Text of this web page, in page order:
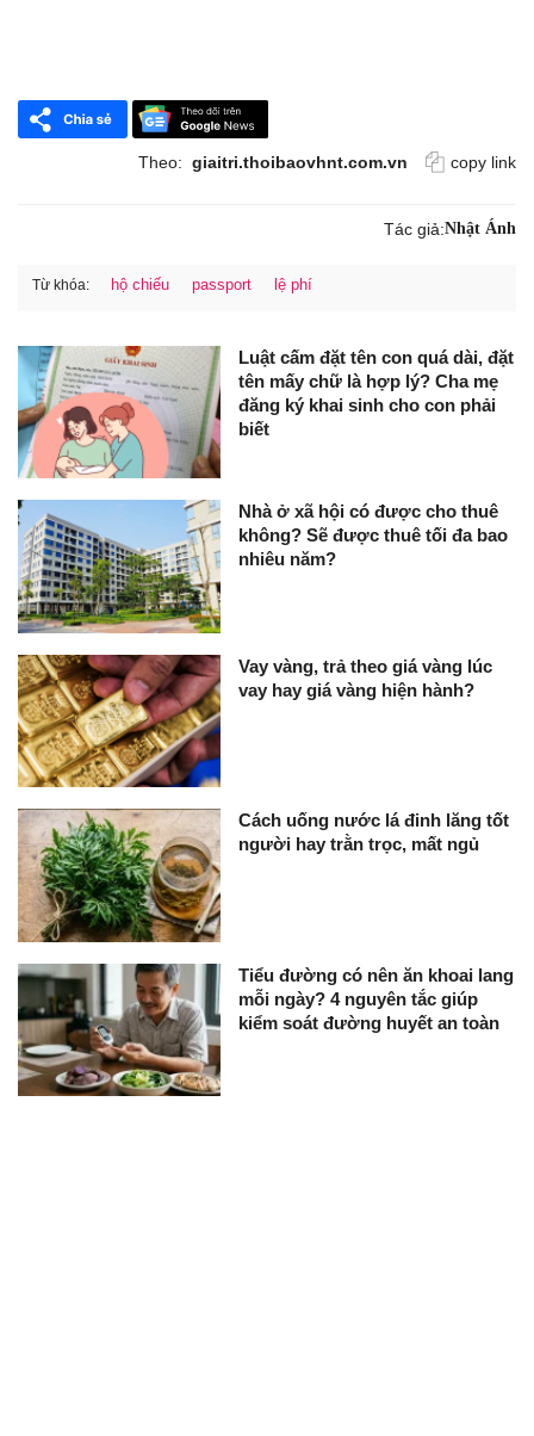
Theo: giaitri.thoibaovhnt.com.vn copy link
Tác giả:Nhật Ánh
Từ khóa: hộ chiếu passport lệ phí
Luật cấm đặt tên con quá dài, đặt
tên mấy chữ là hợp lý? Cha mẹ
đăng ký khai sinh cho con phải
biết
Nhà ở xã hội có được cho thuê
không? Sẽ được thuê tối đa bao
nhiêu năm?
Vay vàng, trả theo giá vàng lúc
vay hay giá vàng hiện hành?
Cách uống nước lá đinh lăng tốt
người hay trằn trọc, mất ngủ
Tiểu đường có nên ăn khoai lang
mỗi ngày? 4 nguyên tắc giúp
kiểm soát đường huyết an toàn